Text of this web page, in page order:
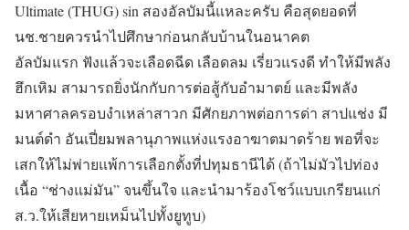
Ultimate (THUG) sin สองอัลบัมนี้แหละครับ คือสุดยอดที่
นช.ชายควรนำไปศึกษาก่อนกลับบ้านในอนาคต
อัลบัมแรก ฟังแล้วจะเลือดฉีด เลือดลม เรี่ยวแรงดี ทำให้มีพลัง
ฮึกเหิม สามารถยิ่งนักกับการต่อสู้กับอำมาตย์ และมีพลัง
มหาศาลครอบงำเหล่าสาวก มีศักยภาพต่อการด่า สาปแช่ง มี
มนต์ดำ อันเปี่ยมพลานุภาพแห่งแรงอาฆาตมาดร้าย พอที่จะ
เสกให้ไม่พ่ายแพ้การเลือกตั้งที่ปทุมธานีได้ (ถ้าไม่มัวไปท่อง
เนื้อ “ช่างแม่มัน” จนขึ้นใจ และนำมาร้องโชว์แบบเกรียนแก่
ส.ว.ให้เสียหายเหม็นไปทั้งยูทูบ)